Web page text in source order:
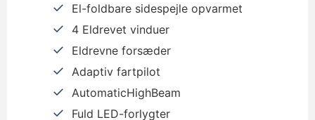
El-foldbare sidespejle opvarmet
4 Eldrevet vinduer
Eldrevne forsæder
Adaptiv fartpilot
AutomaticHighBeam
Fuld LED-forlygter